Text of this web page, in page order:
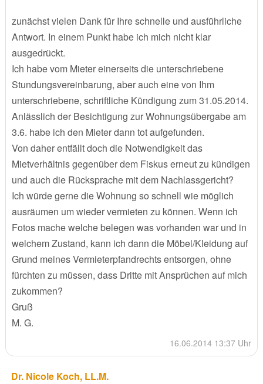
zunächst vielen Dank für Ihre schnelle und ausführliche
Antwort. In einem Punkt habe ich mich nicht klar
ausgedrückt.
Ich habe vom Mieter einerseits die unterschriebene
Stundungsvereinbarung, aber auch eine von Ihm
unterschriebene, schriftliche Kündigung zum 31.05.2014.
Anlässlich der Besichtigung zur Wohnungsübergabe am
3.6. habe ich den Mieter dann tot aufgefunden.
Von daher entfällt doch die Notwendigkeit das
Mietverhältnis gegenüber dem Fiskus erneut zu kündigen
und auch die Rücksprache mit dem Nachlassgericht?
Ich würde gerne die Wohnung so schnell wie möglich
ausräumen um wieder vermieten zu können. Wenn ich
Fotos mache welche belegen was vorhanden war und in
welchem Zustand, kann ich dann die Möbel/Kleidung auf
Grund meines Vermieterpfandrechts entsorgen, ohne
fürchten zu müssen, dass Dritte mit Ansprüchen auf mich
zukommen?
Gruß
M. G.
16.06.2014 13:37 Uhr
Dr. Nicole Koch, LL.M.